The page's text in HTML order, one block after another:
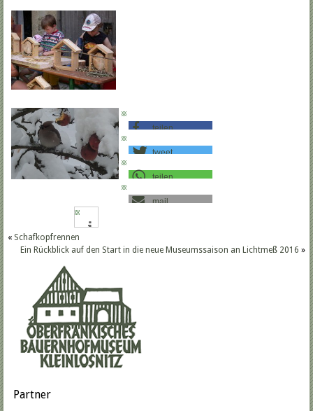
teilen
tweet
teilen
mail
« Schafkopfrennen
Ein Rückblick auf den Start in die neue Museumssaison an Lichtmeß 2016 »
Partner